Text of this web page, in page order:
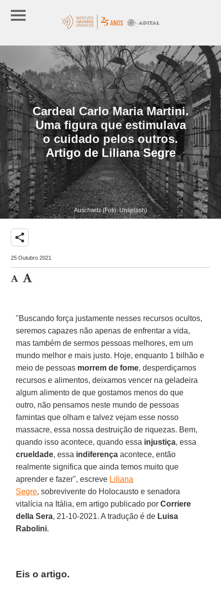
Cardeal Carlo Maria Martini.
Uma figura que estimulava
o cuidado pelos outros.
Artigo de Liliana Segre
Auschwitz (Foto: Unsplash)
share
25 Outubro 2021
"Buscando força justamente nesses recursos ocultos,
seremos capazes não apenas de enfrentar a vida,
mas também de sermos pessoas melhores, em um
mundo melhor e mais justo. Hoje, enquanto 1 bilhão e
meio de pessoas morrem de fome, desperdiçamos
recursos e alimentos, deixamos vencer na geladeira
algum alimento de que gostamos menos do que
outro, não pensamos neste mundo de pessoas
famintas que olham e talvez vejam esse nosso
massacre, essa nossa destruição de riquezas. Bem,
quando isso acontece, quando essa injustiça, essa
crueldade, essa indiferença acontece, então
realmente significa que ainda temos muito que
aprender e fazer", escreve Liliana
Segre, sobrevivente do Holocausto e senadora
vitalícia na Itália, em artigo publicado porCorriere
della Sera, 21-10-2021. A tradução é de Luisa
Rabolini.
Eis o artigo.